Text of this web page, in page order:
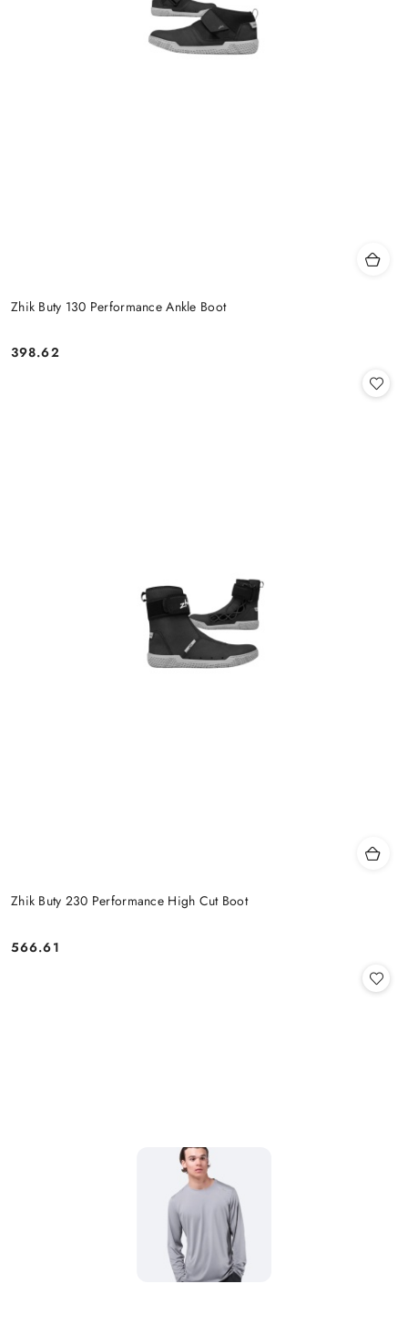
Zhik Buty 130 Performance Ankle Boot
Cena:
398.62
Zhik Buty 230 Performance High Cut Boot
Cena:
566.61